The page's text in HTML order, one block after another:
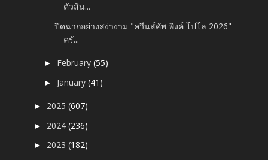
ตัวสิน...
ปิดฉากอย่างสง่างาม "ควีนส์คัพ พิงค์ โปโล 2026"
ครั...
► February(55)
► January(41)
► 2025(607)
► 2024(236)
► 2023(182)